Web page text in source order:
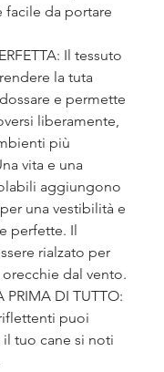
facile da portare
Il tessuto
la tuta
e permette
liberamente,
più
vita e una
aggiungono
una vestibilità e
perfette. Il
rialzato per
dal vento.
PRIMA DI TUTTO:
puoi
il tuo cane si noti